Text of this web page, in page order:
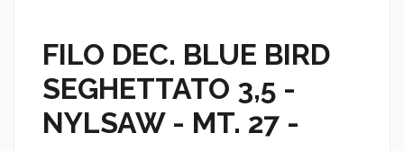
FILO DEC. BLUE BIRD
SEGHETTATO 3,5 -
NYLSAW - MT. 27 -